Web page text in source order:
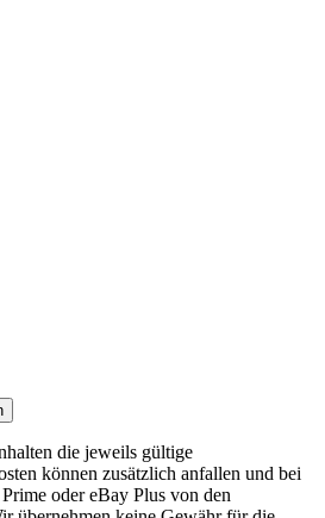
die jeweils gültige
können zusätzlich anfallen und bei
oder eBay Plus von den